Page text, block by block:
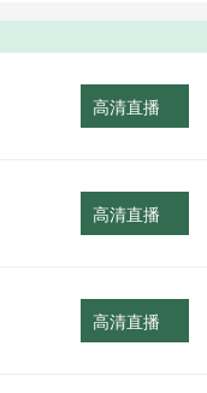
高清直播
高清直播
高清直播